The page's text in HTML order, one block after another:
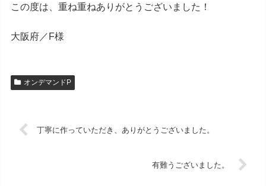
この度は、重ね重ねありがとうございました！
大阪府／F様
オンデマンドP
丁寧に作っていただき、ありがとうございました。
有難うございました。